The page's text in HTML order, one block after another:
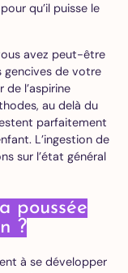
qu’il puisse le
avez peut-être
de votre
l’aspirine
au delà du
parfaitement
L’ingestion de
sur l’état général
poussée
?
à se développer